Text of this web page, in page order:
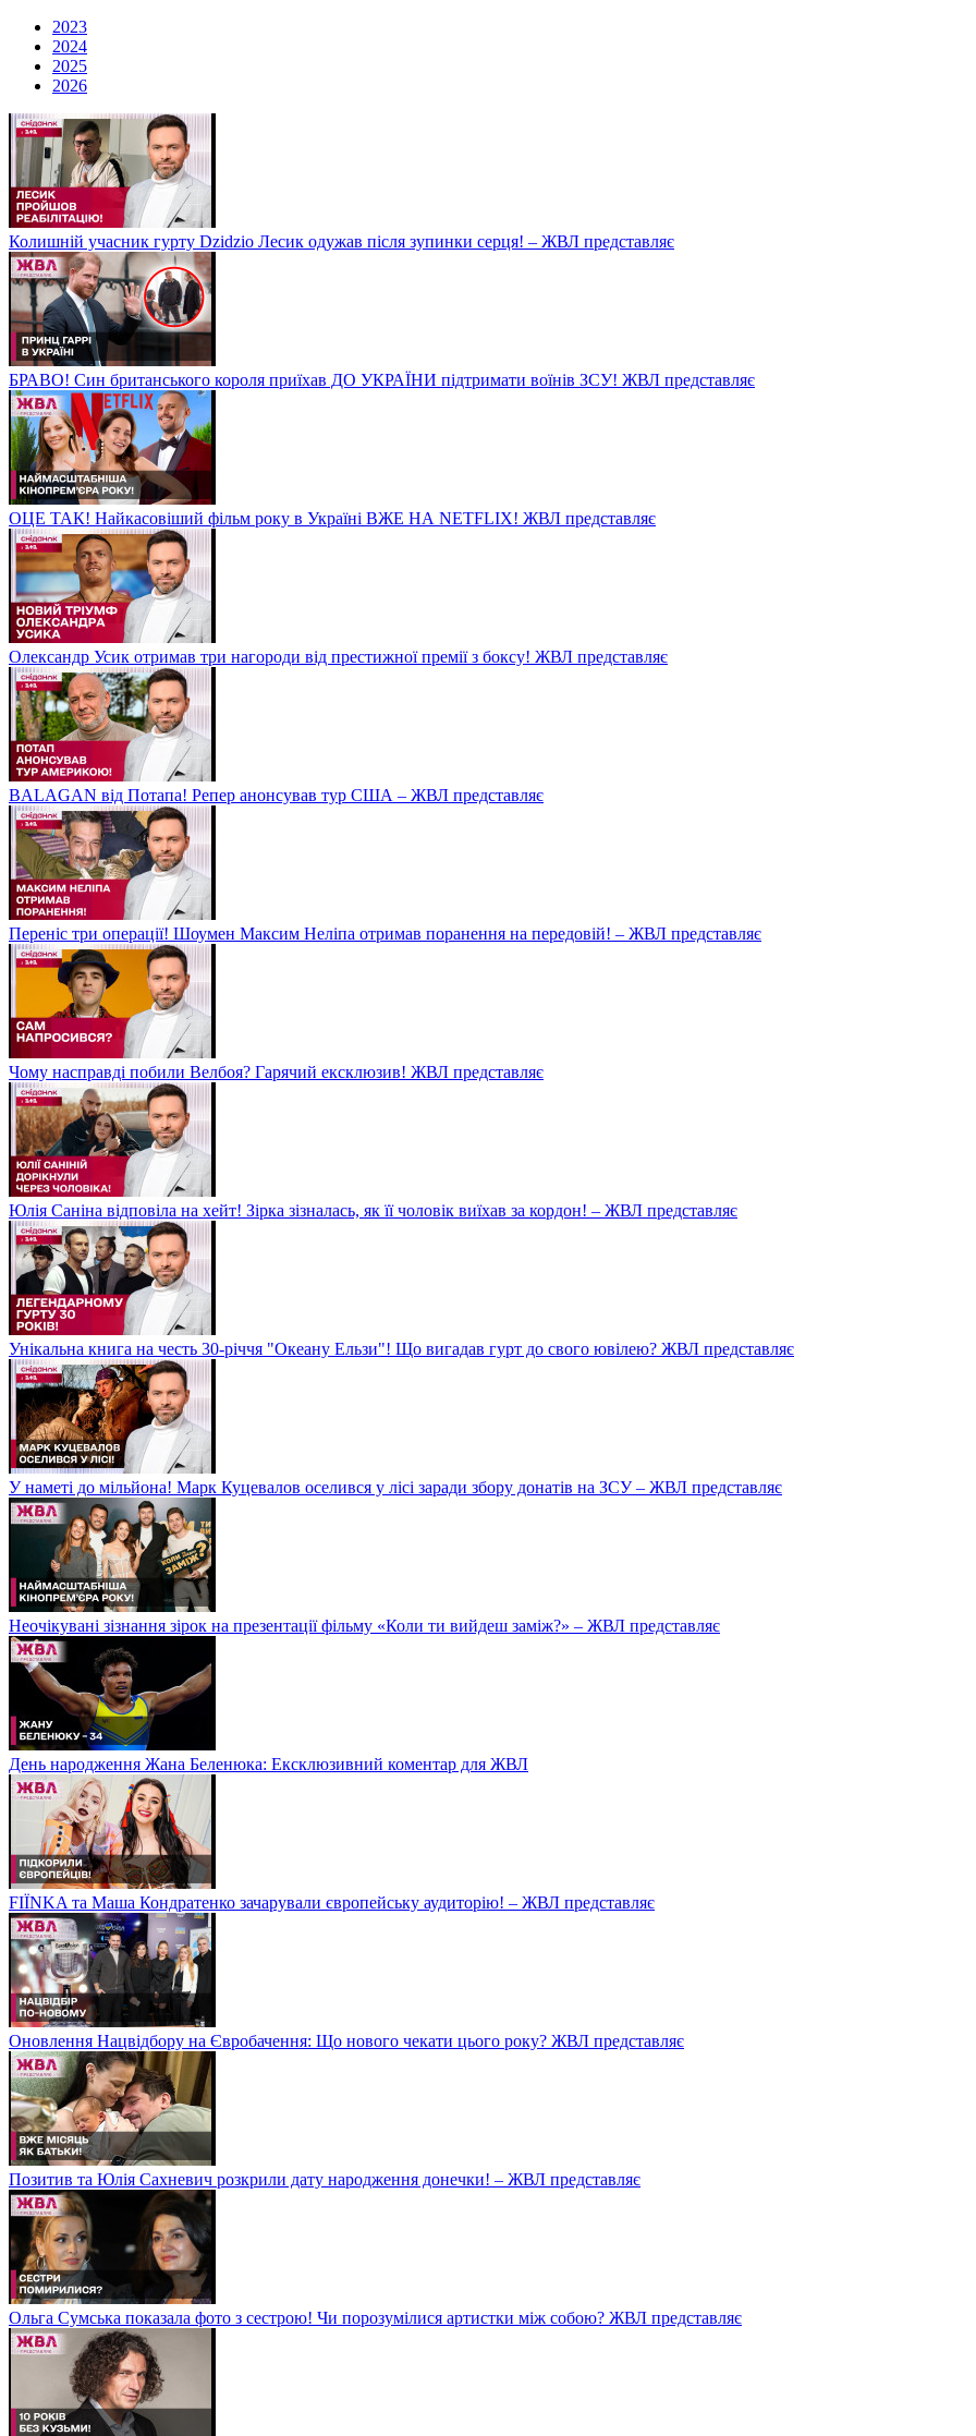
2023
2024
2025
2026
Колишній учасник гурту Dzidzio Лесик одужав після зупинки серця! – ЖВЛ представляє
БРАВО! Син британського короля приїхав ДО УКРАЇНИ підтримати воїнів ЗСУ! ЖВЛ представляє
ОЦЕ ТАК! Найкасовіший фільм року в Україні ВЖЕ НА NETFLIX! ЖВЛ представляє
Олександр Усик отримав три нагороди від престижної премії з боксу! ЖВЛ представляє
BALAGAN від Потапа! Репер анонсував тур США – ЖВЛ представляє
Переніс три операції! Шоумен Максим Неліпа отримав поранення на передовій! – ЖВЛ представляє
Чому насправді побили Велбоя? Гарячий ексклюзив! ЖВЛ представляє
Юлія Саніна відповіла на хейт! Зірка зізналась, як її чоловік виїхав за кордон! – ЖВЛ представляє
Унікальна книга на честь 30-річчя "Океану Ельзи"! Що вигадав гурт до свого ювілею? ЖВЛ представляє
У наметі до мільйона! Марк Куцевалов оселився у лісі заради збору донатів на ЗСУ – ЖВЛ представляє
Неочікувані зізнання зірок на презентації фільму «Коли ти вийдеш заміж?» – ЖВЛ представляє
День народження Жана Беленюка: Ексклюзивний коментар для ЖВЛ
FIЇNKA та Маша Кондратенко зачарували європейську аудиторію! – ЖВЛ представляє
Оновлення Нацвідбору на Євробачення: Що нового чекати цього року? ЖВЛ представляє
Позитив та Юлія Сахневич розкрили дату народження донечки! – ЖВЛ представляє
Ольга Сумська показала фото з сестрою! Чи порозумілися артистки між собою? ЖВЛ представляє